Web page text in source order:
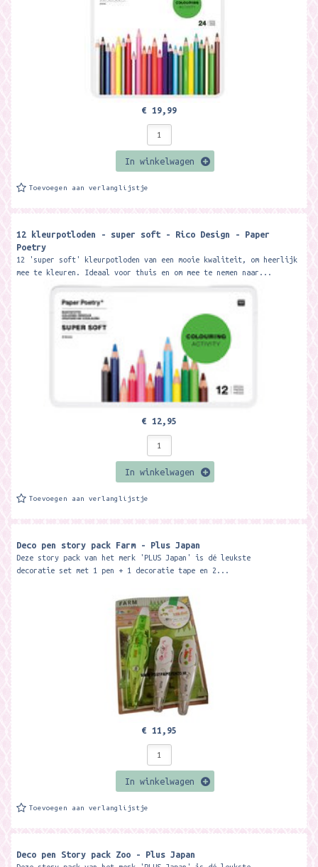
€ 19,99
In winkelwagen
Toevoegen aan verlanglijstje
12 kleurpotloden - super soft - Rico Design - Paper
Poetry
12 'super soft' kleurpotloden van een mooie kwaliteit, om heerlijk
mee te kleuren. Ideaal voor thuis en om mee te nemen naar...
€ 12,95
In winkelwagen
Toevoegen aan verlanglijstje
Deco pen story pack Farm - Plus Japan
Deze story pack van het merk 'PLUS Japan' is dé leukste
decoratie set met 1 pen + 1 decoratie tape en 2...
€ 11,95
In winkelwagen
Toevoegen aan verlanglijstje
Deco pen Story pack Zoo - Plus Japan